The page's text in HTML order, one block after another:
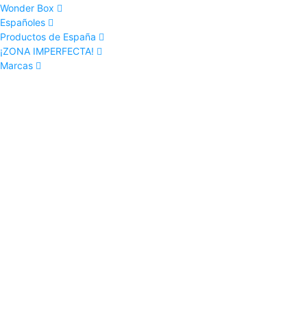
Wonder Box
Españoles
Productos de España
¡ZONA IMPERFECTA!
Marcas